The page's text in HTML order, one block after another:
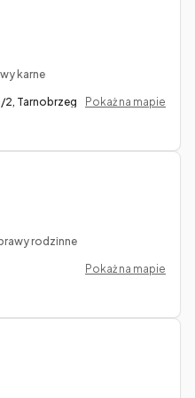
karne
2, Tarnobrzeg
Pokaż na mapie
rodzinne
Pokaż na mapie